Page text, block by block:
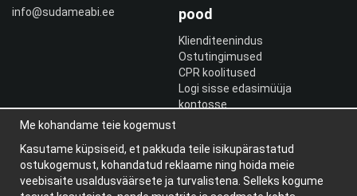
info@sudameabi.ee pood
Klienditeenindus
Ostutingimused
CPR koolitused
Logi sisse edasimüüja
kontosse
Teave
Meist
Me kohandame teie kogemust
Kasutame küpsiseid, et pakkuda teile isikupärastatud
ostukogemust, kohandatud reklaame ning hoida meie
veebisaite usaldusväärsete ja turvalistena. Selleks kogume